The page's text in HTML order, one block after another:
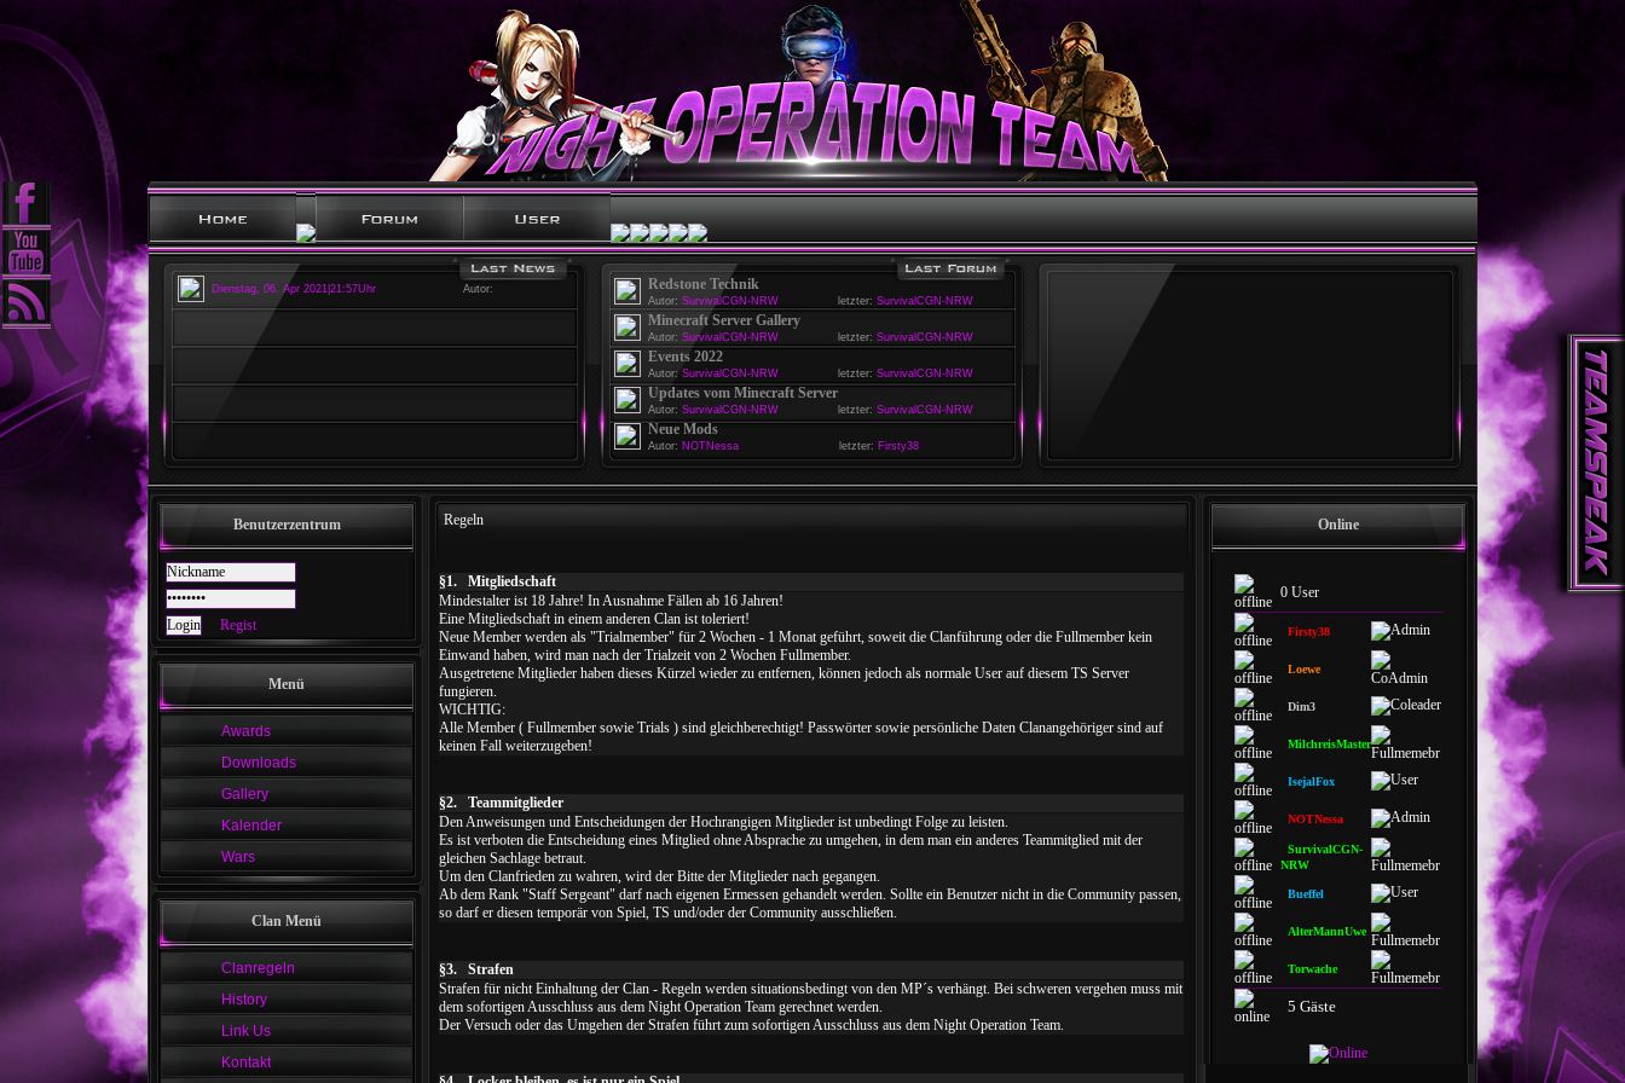
Dienstag, 06. Apr 2021|21:57Uhr Autor: Redstone Technik
Autor: SurvivalCGN-NRW letzter: SurvivalCGN-NRW
Minecraft Server Gallery
Autor: SurvivalCGN-NRW letzter: SurvivalCGN-NRW
Events 2022
Autor: SurvivalCGN-NRW letzter: SurvivalCGN-NRW
Updates vom Minecraft Server
Autor: SurvivalCGN-NRW letzter: SurvivalCGN-NRW
Neue Mods
Autor: NOTNessa letzter: Firsty38
Benutzerzentrum
Regist
Menü
Awards
Downloads
Gallery
Kalender
Wars
Clan Menü
Clanregeln
History
Link Us
Kontakt
Regeln
§1. Mitgliedschaft
Mindestalter ist 18 Jahre! In Ausnahme Fällen ab 16 Jahren!
Eine Mitgliedschaft in einem anderen Clan ist toleriert!
Neue Member werden als "Trialmember" für 2 Wochen - 1 Monat geführt, soweit die Clanführung oder die Fullmember kein
Einwand haben, wird man nach der Trialzeit von 2 Wochen Fullmember.
Ausgetretene Mitglieder haben dieses Kürzel wieder zu entfernen, können jedoch als normale User auf diesem TS Server
fungieren.
WICHTIG:
Alle Member ( Fullmember sowie Trials ) sind gleichberechtigt! Passwörter sowie persönliche Daten Clanangehöriger sind auf
keinen Fall weiterzugeben!
§2. Teammitglieder
Den Anweisungen und Entscheidungen der Hochrangigen Mitglieder ist unbedingt Folge zu leisten.
Es ist verboten die Entscheidung eines Mitglied ohne Absprache zu umgehen, in dem man ein anderes Teammitglied mit der
gleichen Sachlage betraut.
Um den Clanfrieden zu wahren, wird der Bitte der Mitglieder nach gegangen.
Ab dem Rank "Staff Sergeant" darf nach eigenen Ermessen gehandelt werden. Sollte ein Benutzer nicht in die Community passen,
so darf er diesen temporär von Spiel, TS und/oder der Community ausschließen.
§3. Strafen
Strafen für nicht Einhaltung der Clan - Regeln werden situationsbedingt von den MP´s verhängt. Bei schweren vergehen muss mit
dem sofortigen Ausschluss aus dem Night Operation Team gerechnet werden.
Der Versuch oder das Umgehen der Strafen führt zum sofortigen Ausschluss aus dem Night Operation Team.
Online
0 User
Firsty38
Loewe
Dim3
MilchreisMaster
IsejalFox
NOTNessa
SurvivalCGN-
NRW
Bueffel
AlterMannUwe
Torwache
5 Gäste